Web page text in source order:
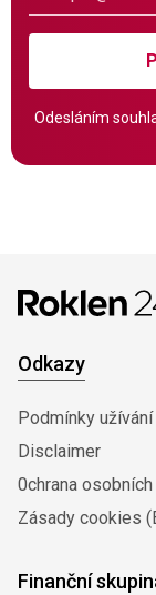
Odesláním
Odkazy
Podmínky užívání
Disclaimer
0chrana osobních
Zásady cookies
Finanční